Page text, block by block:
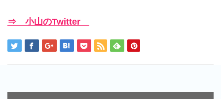
⇒ 小山のTwitter